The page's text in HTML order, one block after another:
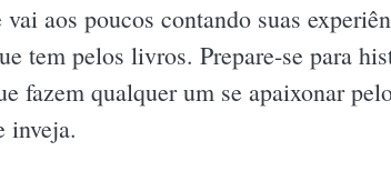
aos poucos contando suas
tem pelos livros. Prepare-se para
fazem qualquer um se apaixonar
inveja.